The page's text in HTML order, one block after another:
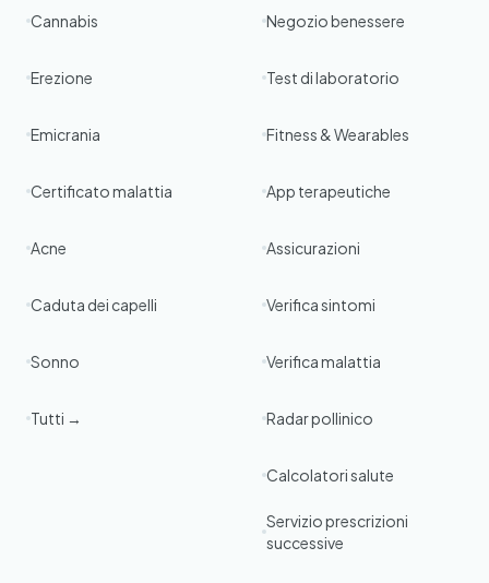
Cannabis
Erezione
Emicrania
Certificato malattia
Acne
Caduta dei capelli
Sonno
Tutti →
Negozio benessere
Test di laboratorio
Fitness & Wearables
App terapeutiche
Assicurazioni
Verifica sintomi
Verifica malattia
Radar pollinico
Calcolatori salute
Servizio prescrizioni
successive